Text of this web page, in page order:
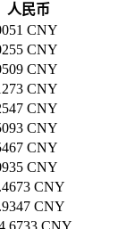
人民币
CNY
CNY
CNY
CNY
CNY
CNY
CNY
CNY
CNY
CNY
CNY